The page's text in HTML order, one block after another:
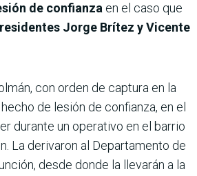
de confianza en el caso que
Jorge Brítez y Vicente
con orden de captura en la
de lesión de confianza, en el
durante un operativo en el barrio
La derivaron al Departamento de
desde donde la llevarán a la